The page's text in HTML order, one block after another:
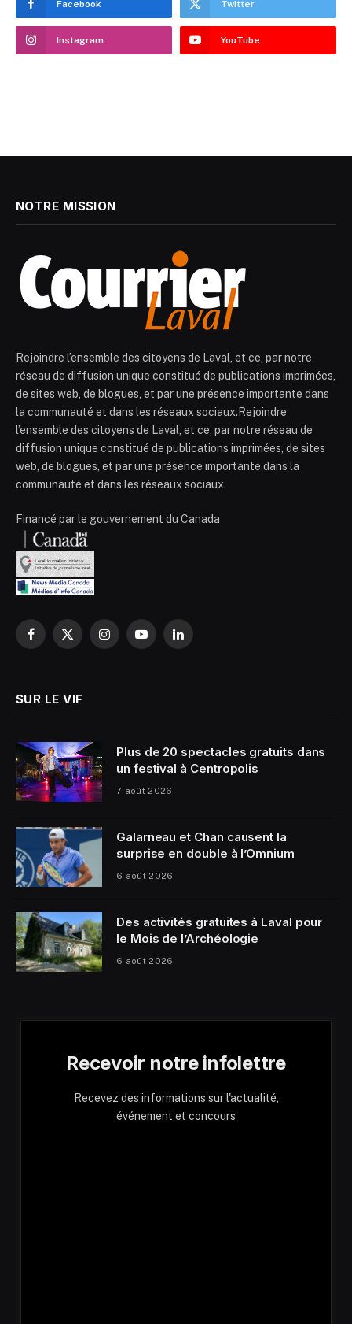
Facebook Twitter
Instagram YouTube
NOTRE MISSION
Rejoindre l’ensemble des citoyens de Laval, et ce, par notre
réseau de diffusion unique constitué de publications imprimées,
de sites web, de blogues, et par une présence importante dans
la communauté et dans les réseaux sociaux.Rejoindre
l’ensemble des citoyens de Laval, et ce, par notre réseau de
diffusion unique constitué de publications imprimées, de sites
web, de blogues, et par une présence importante dans la
communauté et dans les réseaux sociaux.
Financé par le gouvernement du Canada
Facebook
X
InstagramYouTubeLinkedIn
SUR LE VIF
Plus de 20 spectacles gratuits dans
un festival à Centropolis
7 août 2026
Galarneau et Chan causent la
surprise en double à l’Omnium
6 août 2026
Des activités gratuites à Laval pour
le Mois de l’Archéologie
6 août 2026
Recevoir notre infolettre
Recevez des informations sur l'actualité,
événement et concours